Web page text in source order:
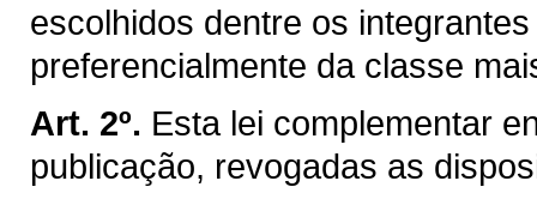
escolhidos dentre os
preferencialmente da classe
Art. 2º. Esta lei complementar
publicação, revogadas as